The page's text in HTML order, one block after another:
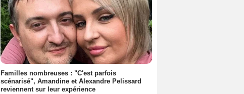
Familles nombreuses : "C'est parfois
scénarisé", Amandine et Alexandre Pelissard
reviennent sur leur expérience